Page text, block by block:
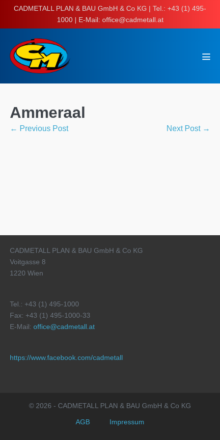
SkipCADMETALL PLAN & BAU GmbH & Co KG | Tel.: +43 (1) 495-
1000 | E-Mail: office@cadmetall.at
Ammeraal
Post
← Previous Post Next Post →
CADMETALL PLAN & BAU GmbH & Co KG
Voitgasse 8
1220 Wien
Tel.: +43 (1) 495-1000
Fax: +43 (1) 495-1000-33
E-Mail: office@cadmetall.at
https://www.facebook.com/cadmetall
© 2026 - CADMETALL PLAN & BAU GmbH & Co KG
AGB Impressum